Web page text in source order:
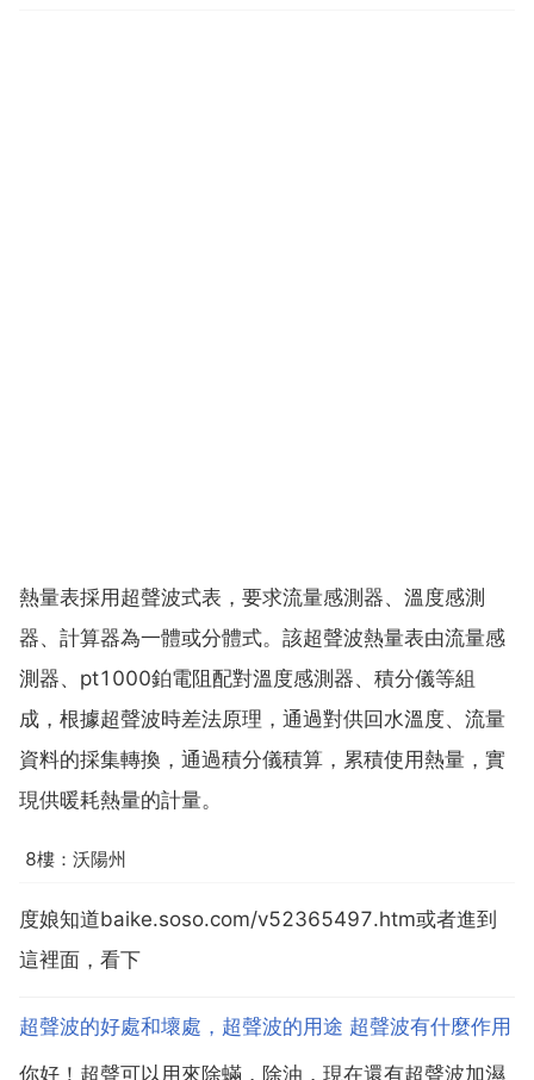
熱量表採用超聲波式表，要求流量感測器、溫度感測
器、計算器為一體或分體式。該超聲波熱量表由流量感
測器、pt1000鉑電阻配對溫度感測器、積分儀等組
成，根據超聲波時差法原理，通過對供回水溫度、流量
資料的採集轉換，通過積分儀積算，累積使用熱量，實
現供暖耗熱量的計量。
8樓：沃陽州
度娘知道baike.soso.com/v52365497.htm或者進到
這裡面，看下
超聲波的好處和壞處，超聲波的用途 超聲波有什麼作用
你好！超聲可以用來除蟎，除油，現在還有超聲波加濕